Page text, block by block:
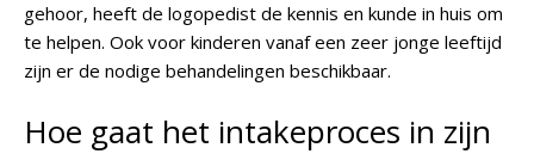
gehoor, heeft de logopedist de kennis en kunde in huis om
te helpen. Ook voor kinderen vanaf een zeer jonge leeftijd
zijn er de nodige behandelingen beschikbaar.
Hoe gaat het intakeproces in zijn